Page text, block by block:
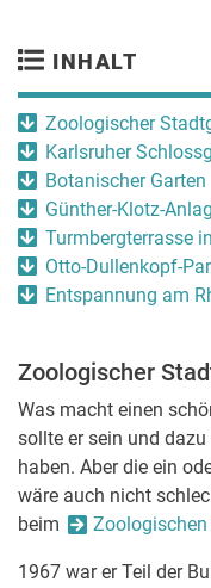
INHALT
Zoologischer
Karlsruher
Botanischer Garten
Günther-Klotz-
Turmbergterrasse
Otto-Dullenkopf-
Entspannung am
Zoologischer
Was macht einen
sollte er sein und
haben. Aber die ein
wäre auch nicht
beim
1967 war er Teil der